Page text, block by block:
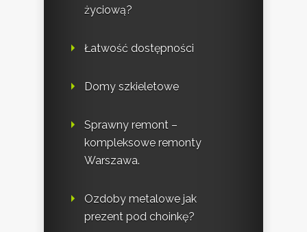
życiową?
Łatwość dostępności
Domy szkieletowe
Sprawny remont –
kompleksowe remonty
Warszawa.
Ozdoby metalowe jak
prezent pod choinkę?